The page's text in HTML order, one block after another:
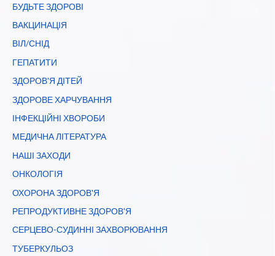
БУДЬТЕ ЗДОРОВІ
ВАКЦИНАЦІЯ
ВІЛ/СНІД
ГЕПАТИТИ
ЗДОРОВ'Я ДІТЕЙ
ЗДОРОВЕ ХАРЧУВАННЯ
ІНФЕКЦІЙНІ ХВОРОБИ
МЕДИЧНА ЛІТЕРАТУРА
НАШІ ЗАХОДИ
ОНКОЛОГІЯ
ОХОРОНА ЗДОРОВ'Я
РЕПРОДУКТИВНЕ ЗДОРОВ'Я
СЕРЦЕВО-СУДИННІ ЗАХВОРЮВАННЯ
ТУБЕРКУЛЬОЗ